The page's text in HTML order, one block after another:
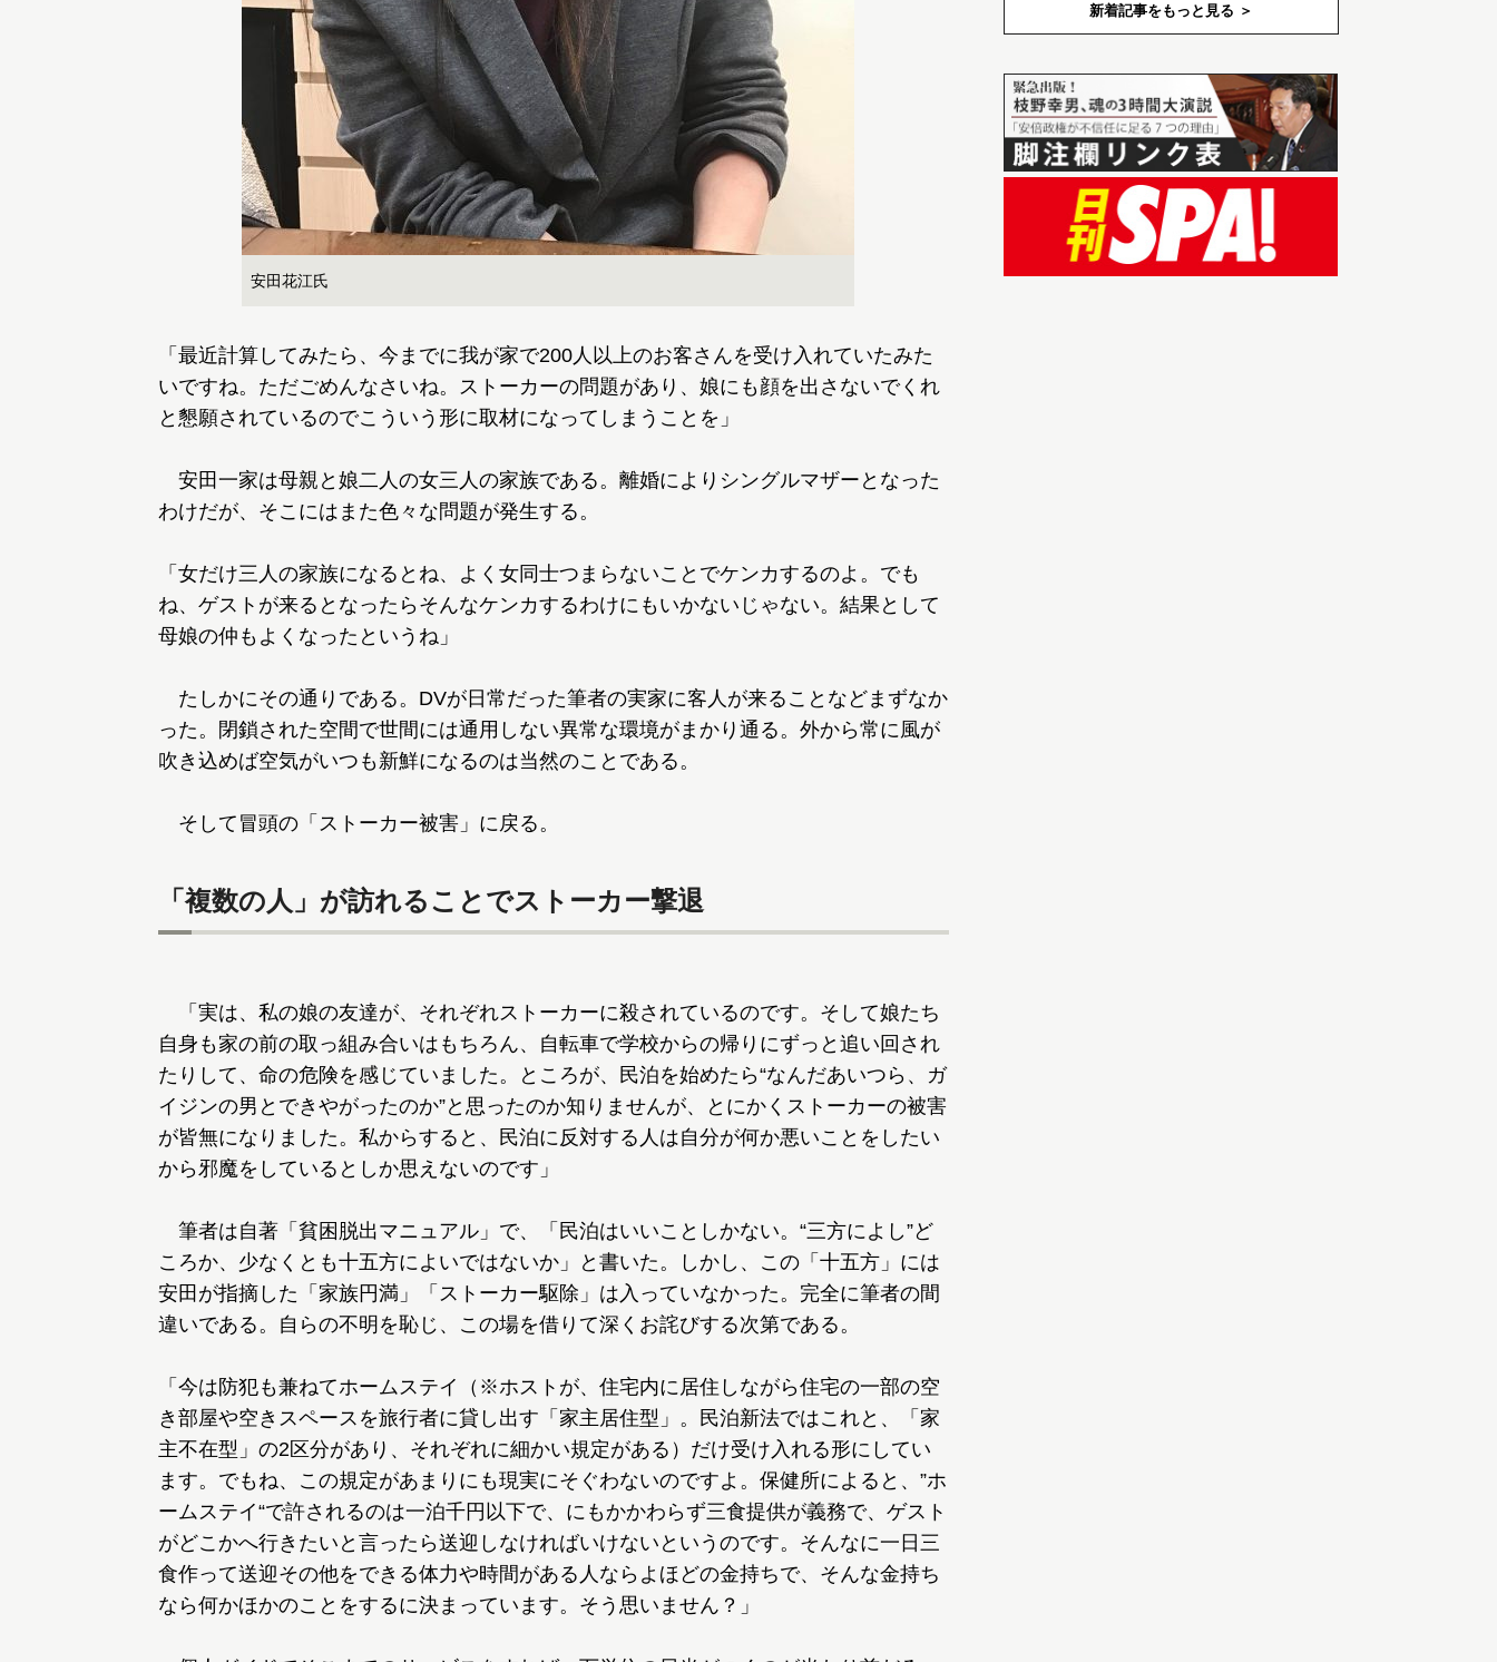
安田花江氏
「最近計算してみたら、今までに我が家で200人以上のお客さんを受け入れていたみた
いですね。ただごめんなさいね。ストーカーの問題があり、娘にも顔を出さないでくれ
と懇願されているのでこういう形に取材になってしまうことを」
安田一家は母親と娘二人の女三人の家族である。離婚によりシングルマザーとなった
わけだが、そこにはまた色々な問題が発生する。
「女だけ三人の家族になるとね、よく女同士つまらないことでケンカするのよ。でも
ね、ゲストが来るとなったらそんなケンカするわけにもいかないじゃない。結果として
母娘の仲もよくなったというね」
たしかにその通りである。DVが日常だった筆者の実家に客人が来ることなどまずなか
った。閉鎖された空間で世間には通用しない異常な環境がまかり通る。外から常に風が
吹き込めば空気がいつも新鮮になるのは当然のことである。
そして冒頭の「ストーカー被害」に戻る。
「複数の人」が訪れることでストーカー撃退
「実は、私の娘の友達が、それぞれストーカーに殺されているのです。そして娘たち
自身も家の前の取っ組み合いはもちろん、自転車で学校からの帰りにずっと追い回され
たりして、命の危険を感じていました。ところが、民泊を始めたら“なんだあいつら、ガ
イジンの男とできやがったのか”と思ったのか知りませんが、とにかくストーカーの被害
が皆無になりました。私からすると、民泊に反対する人は自分が何か悪いことをしたい
から邪魔をしているとしか思えないのです」
筆者は自著「貧困脱出マニュアル」で、「民泊はいいことしかない。“三方によし”ど
ころか、少なくとも十五方によいではないか」と書いた。しかし、この「十五方」には
安田が指摘した「家族円満」「ストーカー駆除」は入っていなかった。完全に筆者の間
違いである。自らの不明を恥じ、この場を借りて深くお詫びする次第である。
「今は防犯も兼ねてホームステイ（※ホストが、住宅内に居住しながら住宅の一部の空
き部屋や空きスペースを旅行者に貸し出す「家主居住型」。民泊新法ではこれと、「家
主不在型」の2区分があり、それぞれに細かい規定がある）だけ受け入れる形にしてい
ます。でもね、この規定があまりにも現実にそぐわないのですよ。保健所によると、”ホ
ームステイ“で許されるのは一泊千円以下で、にもかかわらず三食提供が義務で、ゲスト
がどこかへ行きたいと言ったら送迎しなければいけないというのです。そんなに一日三
食作って送迎その他をできる体力や時間がある人ならよほどの金持ちで、そんな金持ち
なら何かほかのことをするに決まっています。そう思いません？」
新着記事をもっと見る